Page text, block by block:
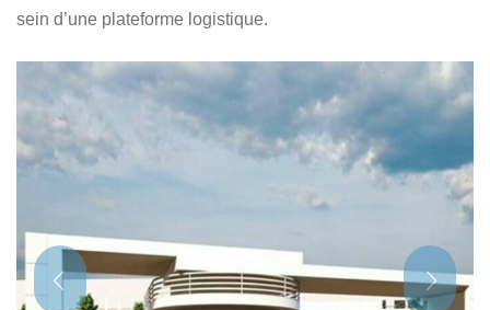
sein d’une plateforme logistique.